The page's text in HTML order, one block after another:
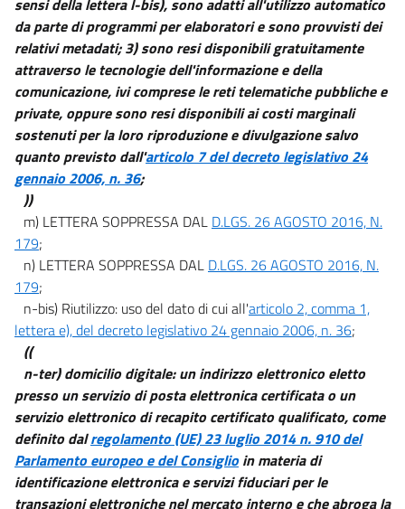
69
70
Capo VII
REGOLE TECNICHE
71
Capo VIII
((SISTEMA PUBBLICO DI CONNETTIVITÀ))
72
74
76 bis
77
78
79
80
81
82
sensi della lettera l-bis), sono adatti all'utilizzo automatico
da parte di programmi per elaboratori e sono provvisti dei
relativi metadati; 3) sono resi disponibili gratuitamente
attraverso le tecnologie dell'informazione e della
comunicazione, ivi comprese le reti telematiche pubbliche e
private, oppure sono resi disponibili ai costi marginali
sostenuti per la loro riproduzione e divulgazione salvo
quanto previsto dall'articolo 7 del decreto legislativo 24
gennaio 2006, n. 36;
))
m) LETTERA SOPPRESSA DAL D.LGS. 26 AGOSTO 2016, N.
179;
n) LETTERA SOPPRESSA DAL D.LGS. 26 AGOSTO 2016, N.
179;
n-bis) Riutilizzo: uso del dato di cui all'articolo 2, comma 1,
lettera e), del decreto legislativo 24 gennaio 2006, n. 36;
((
n-ter) domicilio digitale: un indirizzo elettronico eletto
presso un servizio di posta elettronica certificata o un
servizio elettronico di recapito certificato qualificato, come
definito dalregolamento (UE) 23 luglio 2014 n. 910 del
Parlamento europeo e del Consiglioin materia di
identificazione elettronica e servizi fiduciari per le
transazioni elettroniche nel mercato interno e che abroga la